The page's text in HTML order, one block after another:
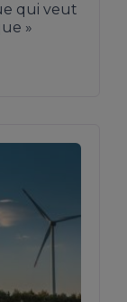
qui veut
»